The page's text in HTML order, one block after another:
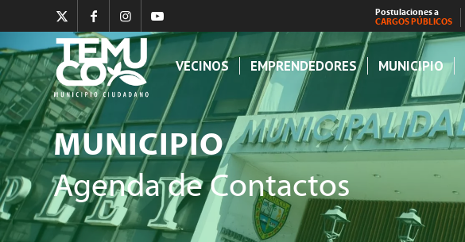
Postulaciones a
CARGOS PÚBLICOS
VECINOS EMPRENDEDORES MUNICIPIO
MUNICIPIO
Agenda de Contactos